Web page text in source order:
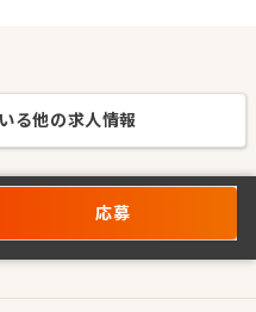
る他の求人情報
応募